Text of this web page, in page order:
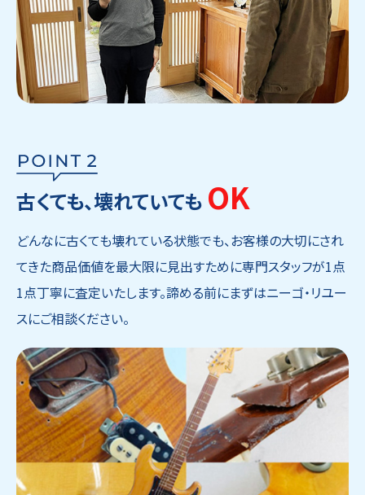
古くても、壊れていても OK
どんなに古くても壊れている状態でも、お客様の大切にされ
てきた商品価値を最大限に見出すために専門スタッフが1点
1点丁寧に査定いたします。諦める前にまずはニーゴ・リユー
スにご相談ください。